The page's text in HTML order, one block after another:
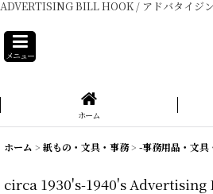
ADVERTISING BILL HOOK / アドバタイジ
メニュー
ホーム
ホーム > 紙もの・文具・事務> -事務用品・文具
circa 1930's-1940's Advertising